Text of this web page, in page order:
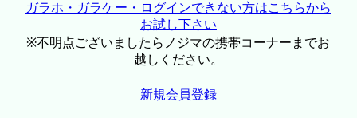
ガラホ・ガラケー・ログインできない方はこちらから
お試し下さい
※不明点ございましたらノジマの携帯コーナーまでお
越しください。
新規会員登録